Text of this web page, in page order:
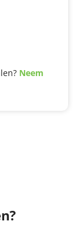
Neem